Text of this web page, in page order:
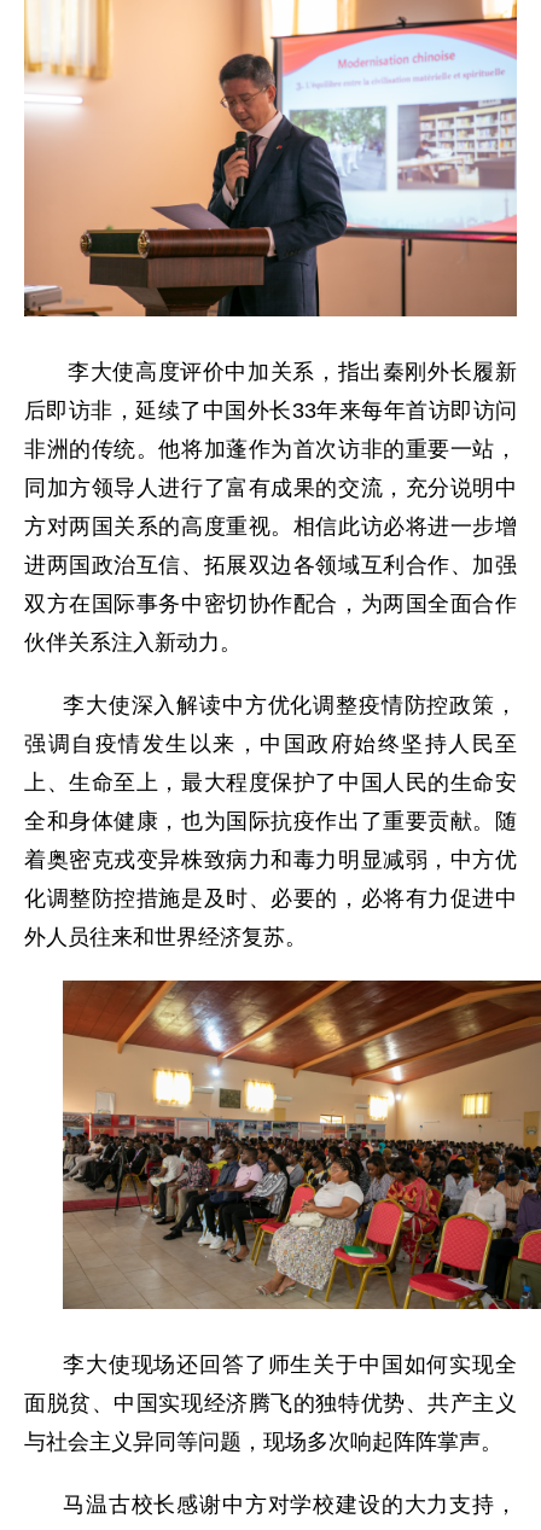
李大使高度评价中加关系，指出秦刚外长履新
后即访非，延续了中国外长33年来每年首访即访问
非洲的传统。他将加蓬作为首次访非的重要一站，
同加方领导人进行了富有成果的交流，充分说明中
方对两国关系的高度重视。相信此访必将进一步增
进两国政治互信、拓展双边各领域互利合作、加强
双方在国际事务中密切协作配合，为两国全面合作
伙伴关系注入新动力。
李大使深入解读中方优化调整疫情防控政策，
强调自疫情发生以来，中国政府始终坚持人民至
上、生命至上，最大程度保护了中国人民的生命安
全和身体健康，也为国际抗疫作出了重要贡献。随
着奥密克戎变异株致病力和毒力明显减弱，中方优
化调整防控措施是及时、必要的，必将有力促进中
外人员往来和世界经济复苏。
李大使现场还回答了师生关于中国如何实现全
面脱贫、中国实现经济腾飞的独特优势、共产主义
与社会主义异同等问题，现场多次响起阵阵掌声。
马温古校长感谢中方对学校建设的大力支持，